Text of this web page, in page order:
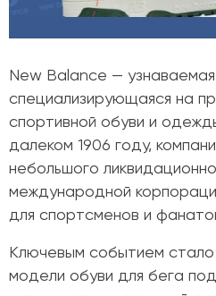
New Balance — узнаваемая
специализирующаяся на
спортивной обуви и
далеком 1906 году,
небольшого
международной
для спортсменов и
Ключевым событием
модели обуви для бега